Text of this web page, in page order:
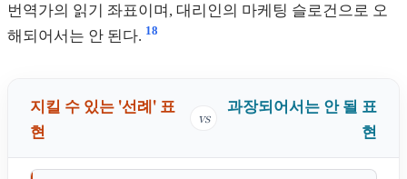
번역가의 읽기 좌표이며, 대리인의 마케팅 슬로건으로 오
해되어서는 안 된다. 18
지킬 수 있는 '선례' 표
현
vs
과장되어서는 안 될 표
현